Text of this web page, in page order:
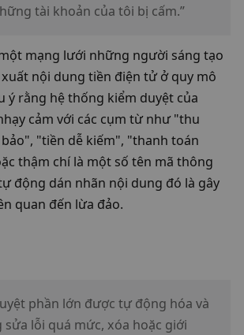
tài khoản của tôi bị cấm.”
mạng lưới những người sáng tạo
nội dung tiền điện tử ở quy mô
ý rằng hệ thống kiểm duyệt của
cảm với các cụm từ như "thu
"tiền dễ kiếm", "thanh toán
thậm chí là một số tên mã thông
động dán nhãn nội dung đó là gây
quan đến lừa đảo.
phần lớn được tự động hóa và
sửa lỗi quá mức, xóa hoặc giới